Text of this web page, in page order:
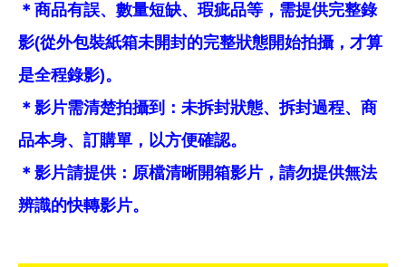
＊商品有誤、數量短缺、瑕疵品等，需提供完整錄
影(從外包裝紙箱未開封的完整狀態開始拍攝，才算
是全程錄影)。
＊影片需清楚拍攝到：未拆封狀態、拆封過程、商
品本身、訂購單，以方便確認。
＊影片請提供：原檔清晰開箱影片，請勿提供無法
辨識的快轉影片。